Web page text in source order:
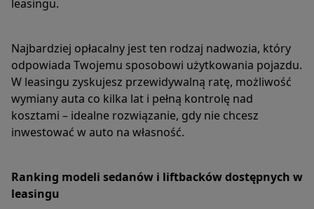
leasingu.
Najbardziej opłacalny jest ten rodzaj nadwozia, który
odpowiada Twojemu sposobowi użytkowania pojazdu.
W leasingu zyskujesz przewidywalną ratę, możliwość
wymiany auta co kilka lat i pełną kontrolę nad
kosztami – idealne rozwiązanie, gdy nie chcesz
inwestować w auto na własność.
Ranking modeli sedanów i liftbacków dostępnych w
leasingu